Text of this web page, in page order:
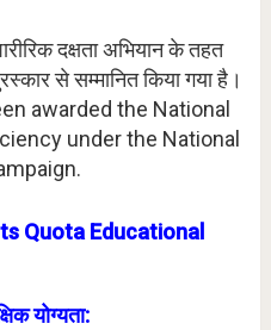
दक्षता अभियान के तहत
से सम्मानित किया गया है।
awarded the National
under the National
Quota Educational
योग्यता: